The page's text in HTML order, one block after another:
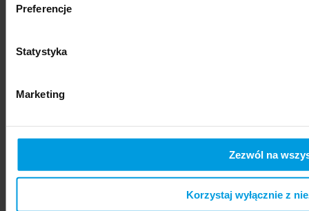
Preferencje
Statystyka
Marketing
Zezwól na
Korzystaj wyłącznie z